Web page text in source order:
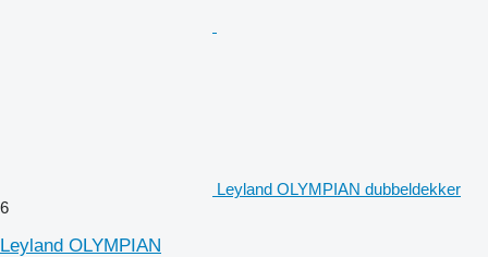
Leyland OLYMPIAN dubbeldekker
6
Leyland OLYMPIAN